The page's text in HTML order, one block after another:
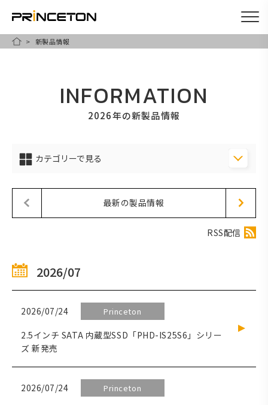
HOME新製品情報
INFORMATION
2026年の新製品情報
カテゴリーで見る
最新の製品情報
RSS配信
2026/07
2026/07/24 Princeton
2.5インチ SATA 内蔵型SSD「PHD-IS25S6」シリー
ズ 新発売
2026/07/24 Princeton